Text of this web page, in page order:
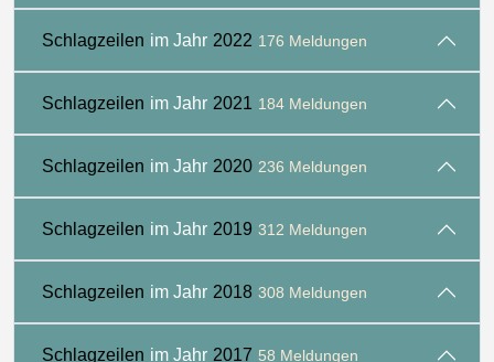
Schlagzeilen im Jahr 2022 176 Meldungen
Schlagzeilen im Jahr 2021 184 Meldungen
Schlagzeilen im Jahr 2020 236 Meldungen
Schlagzeilen im Jahr 2019 312 Meldungen
Schlagzeilen im Jahr 2018 308 Meldungen
Schlagzeilen im Jahr 2017 58 Meldungen